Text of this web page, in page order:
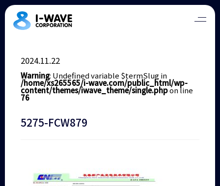
2024.11.22
Warning: Undefined variable $termSlug in
/home/xs265565/i-wave.com/public_html/wp-
content/themes/iwave_theme/single.phpon line
76
5275-FCW879